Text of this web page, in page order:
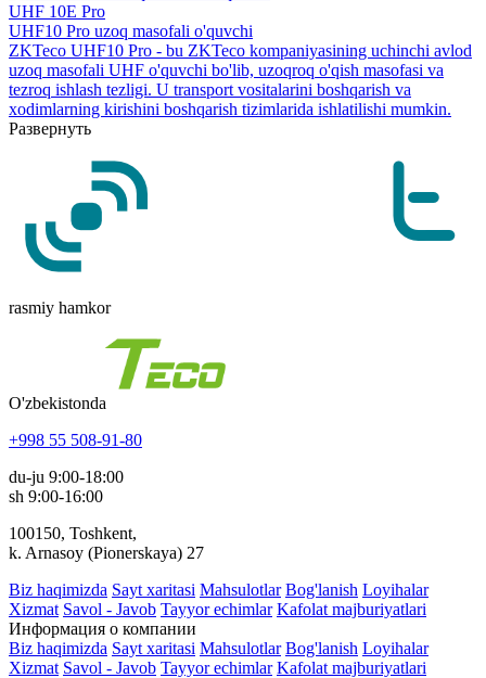
UHF 10E Pro
UHF10 Pro uzoq masofali o'quvchi
ZKTeco UHF10 Pro - bu ZKTeco kompaniyasining uchinchi avlod
uzoq masofali UHF o'quvchi bo'lib, uzoqroq o'qish masofasi va
tezroq ishlash tezligi. U transport vositalarini boshqarish va
xodimlarning kirishini boshqarish tizimlarida ishlatilishi mumkin.
Развернуть
rasmiy hamkor
O'zbekistonda
+998 55 508-91-80
du-ju 9:00-18:00
sh 9:00-16:00
100150, Toshkent,
k. Arnasoy (Pionerskaya) 27
Biz haqimizda Sayt xaritasi Mahsulotlar Bog'lanish Loyihalar
Xizmat Savol - Javob Tayyor echimlar Kafolat majburiyatlari
Информация о компании
Biz haqimizda Sayt xaritasi Mahsulotlar Bog'lanish Loyihalar
Xizmat Savol - Javob Tayyor echimlar Kafolat majburiyatlari